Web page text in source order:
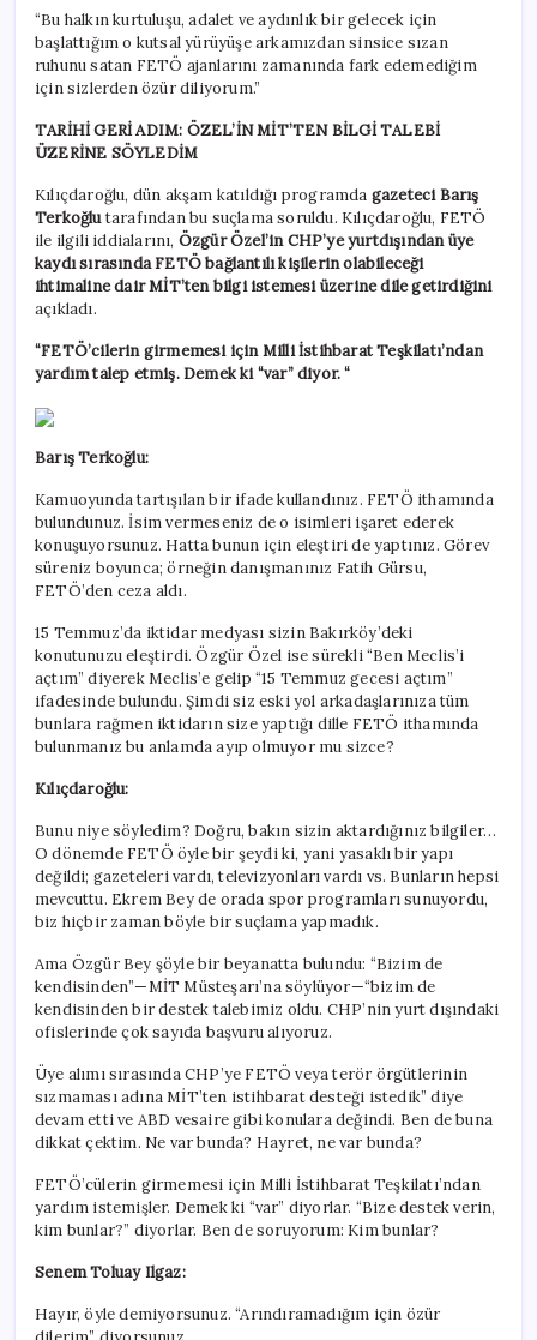
“Bu halkın kurtuluşu, adalet ve aydınlık bir gelecek için
başlattığım o kutsal yürüyüşe arkamızdan sinsice sızan
ruhunu satan FETÖ ajanlarını zamanında fark edemediğim
için sizlerden özür diliyorum.”
TARİHİ GERİ ADIM: ÖZEL’İN MİT’TEN BİLGİ TALEBİ
ÜZERİNE SÖYLEDİM
Kılıçdaroğlu, dün akşam katıldığı programda gazeteci Barış
Terkoğlutarafından bu suçlama soruldu. Kılıçdaroğlu, FETÖ
ile ilgili iddialarını, Özgür Özel’in CHP’ye yurtdışından üye
kaydı sırasında FETÖ bağlantılı kişilerin olabileceği
ihtimaline dair MİT’ten bilgi istemesi üzerine dile getirdiğini
açıkladı.
“FETÖ’cilerin girmemesi için Milli İstihbarat Teşkilatı’ndan
yardım talep etmiş. Demek ki “var” diyor. “
Barış Terkoğlu:
Kamuoyunda tartışılan bir ifade kullandınız. FETÖ ithamında
bulundunuz. İsim vermeseniz de o isimleri işaret ederek
konuşuyorsunuz. Hatta bunun için eleştiri de yaptınız. Görev
süreniz boyunca; örneğin danışmanınız Fatih Gürsu,
FETÖ’den ceza aldı.
15 Temmuz’da iktidar medyası sizin Bakırköy’deki
konutunuzu eleştirdi. Özgür Özel ise sürekli “Ben Meclis’i
açtım” diyerek Meclis’e gelip “15 Temmuz gecesi açtım”
ifadesinde bulundu. Şimdi siz eski yol arkadaşlarınıza tüm
bunlara rağmen iktidarın size yaptığı dille FETÖ ithamında
bulunmanız bu anlamda ayıp olmuyor mu sizce?
Kılıçdaroğlu:
Bunu niye söyledim? Doğru, bakın sizin aktardığınız bilgiler…
O dönemde FETÖ öyle bir şeydi ki, yani yasaklı bir yapı
değildi; gazeteleri vardı, televizyonları vardı vs. Bunların hepsi
mevcuttu. Ekrem Bey de orada spor programları sunuyordu,
biz hiçbir zaman böyle bir suçlama yapmadık.
Ama Özgür Bey şöyle bir beyanatta bulundu: “Bizim de
kendisinden”—MİT Müsteşarı’na söylüyor—“bizim de
kendisinden bir destek talebimiz oldu. CHP’nin yurt dışındaki
ofislerinde çok sayıda başvuru alıyoruz.
Üye alımı sırasında CHP’ye FETÖ veya terör örgütlerinin
sızmaması adına MİT’ten istihbarat desteği istedik” diye
devam etti ve ABD vesaire gibi konulara değindi. Ben de buna
dikkat çektim. Ne var bunda? Hayret, ne var bunda?
FETÖ’cülerin girmemesi için Milli İstihbarat Teşkilatı’ndan
yardım istemişler. Demek ki “var” diyorlar. “Bize destek verin,
kim bunlar?” diyorlar. Ben de soruyorum: Kim bunlar?
Senem Toluay Ilgaz:
Hayır, öyle demiyorsunuz. “Arındıramadığım için özür